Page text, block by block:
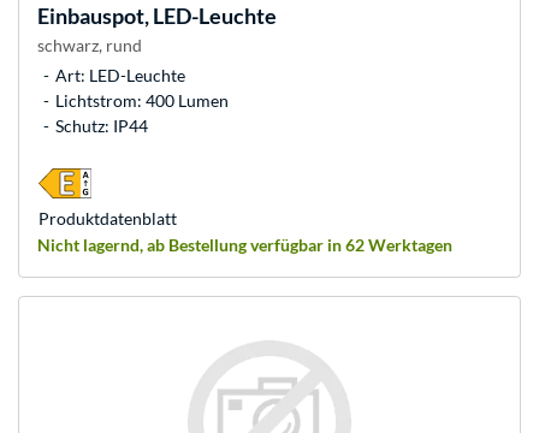
Einbauspot, LED-Leuchte
schwarz, rund
Art: LED-Leuchte
Lichtstrom: 400 Lumen
Schutz: IP44
Nicht lagernd, ab Bestellung verfügbar in 62 Werktagen
Produkt­datenblatt